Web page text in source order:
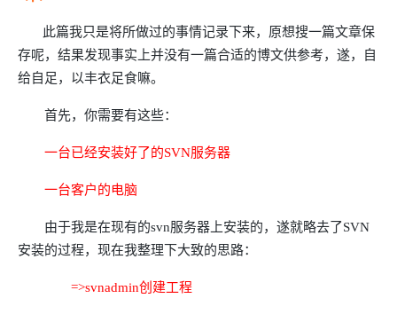
此篇我只是将所做过的事情记录下来，原想搜一篇文章保
存呢，结果发现事实上并没有一篇合适的博文供参考，遂，自
给自足，以丰衣足食嘛。
首先，你需要有这些：
一台已经安装好了的SVN服务器
一台客户的电脑
由于我是在现有的svn服务器上安装的，遂就略去了SVN
安装的过程，现在我整理下大致的思路：
=>svnadmin创建工程